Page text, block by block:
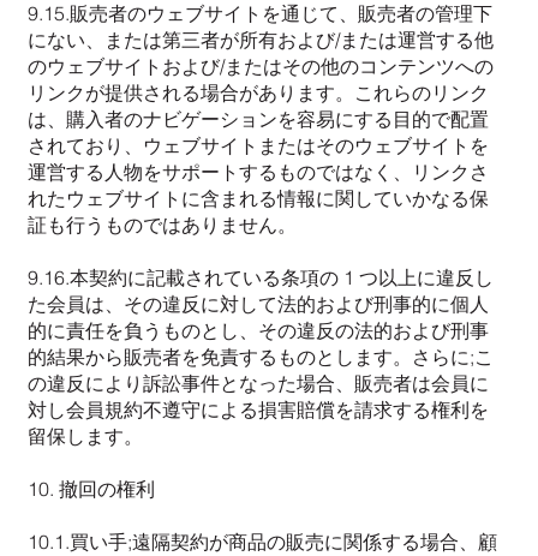
9.15.販売者のウェブサイトを通じて、販売者の管理下
にない、または第三者が所有および/または運営する他
のウェブサイトおよび/またはその他のコンテンツへの
リンクが提供される場合があります。これらのリンク
は、購入者のナビゲーションを容易にする目的で配置
されており、ウェブサイトまたはそのウェブサイトを
運営する人物をサポートするものではなく、リンクさ
れたウェブサイトに含まれる情報に関していかなる保
証も行うものではありません。
9.16.本契約に記載されている条項の 1 つ以上に違反し
た会員は、その違反に対して法的および刑事的に個人
的に責任を負うものとし、その違反の法的および刑事
的結果から販売者を免責するものとします。さらに;こ
の違反により訴訟事件となった場合、販売者は会員に
対し会員規約不遵守による損害賠償を請求する権利を
留保します。
10. 撤回の権利
10.1.買い手;遠隔契約が商品の販売に関係する場合、顧